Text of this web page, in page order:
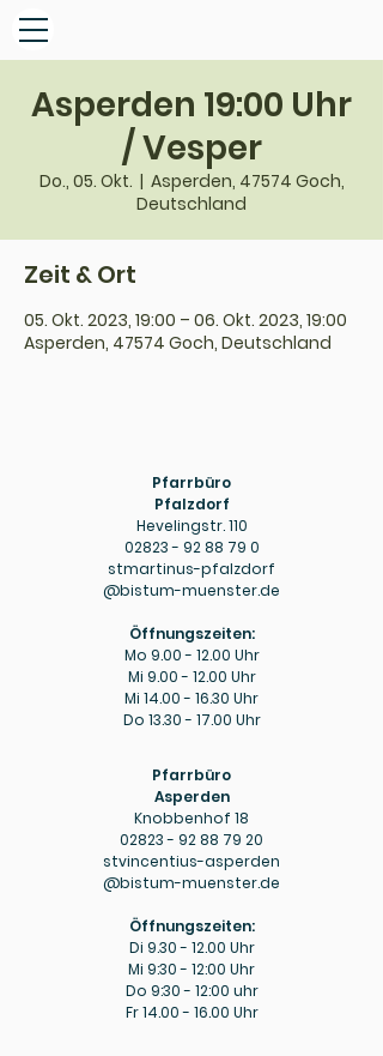
Asperden 19:00 Uhr
/ Vesper
Do., 05. Okt.
  |
Asperden, 47574 Goch,
Deutschland
Zeit & Ort
05. Okt. 2023, 19:00 – 06. Okt. 2023, 19:00
Asperden, 47574 Goch, Deutschland
Pfarrbüro
Pfalzdorf
Hevelingstr. 110
02823 - 92 88 79 0
stmartinus-pfalzdorf
@bistum-muenster.de
Öffnungszeiten:
Mo 9.00 - 12.00 Uhr
Mi 9.00 - 12.00 Uhr
Mi 14.00 - 16.30 Uhr
Do 13.30 - 17.00 Uhr
Pfarrbüro
Asperden
Knobbenhof 18
02823 - 92 88 79 20
stvincentius-asperden
@bistum-muenster.de
Öffnungszeiten:
Di 9.30 - 12.00 Uhr
Mi 9:30 - 12:00 Uhr
Do 9:30 - 12:00 uhr
Fr14.00 - 16.00 Uhr